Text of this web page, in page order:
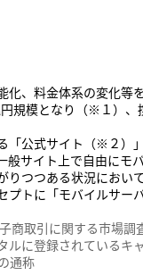
化、料金体系の変化
規模となり（※１）、
「公式サイト（※２）
般サイト上で自由にモ
りつつある状況にお
トに「モバイルサー
取引に関する市場調
に登録されているキ
通称